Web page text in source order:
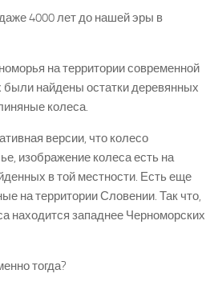
4000 лет до нашей эры в
на территории современной
были найдены остатки деревянных
колеса.
версии, что колесо
изображение колеса есть на
в той местности. Есть еще
на территории Словении. Так что,
находится западнее Черноморских
тогда?